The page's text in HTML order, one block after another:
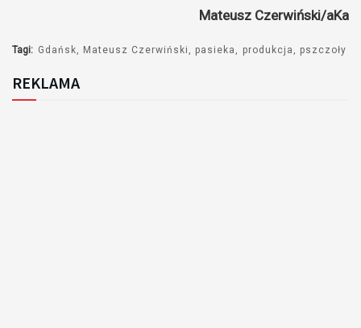
Mateusz Czerwiński/aKa
Tagi: Gdańsk Mateusz Czerwiński pasieka produkcja pszczoły
REKLAMA